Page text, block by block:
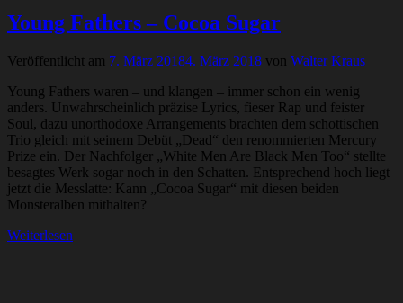
Young Fathers – Cocoa Sugar
Veröffentlicht am 7. März 20184. März 2018 von Walter Kraus
Young Fathers waren – und klangen – immer schon ein wenig
anders. Unwahrscheinlich präzise Lyrics, fieser Rap und feister
Soul, dazu unorthodoxe Arrangements brachten dem schottischen
Trio gleich mit seinem Debüt „Dead“ den renommierten Mercury
Prize ein. Der Nachfolger „White Men Are Black Men Too“ stellte
besagtes Werk sogar noch in den Schatten. Entsprechend hoch liegt
jetzt die Messlatte: Kann „Cocoa Sugar“ mit diesen beiden
Monsteralben mithalten?
Weiterlesen